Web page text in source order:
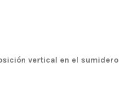
vertical en el sumidero